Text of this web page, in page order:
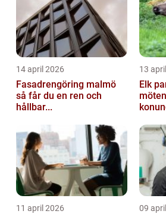
14 april 2026
Fasadrengöring malmö
så får du en ren och
hållbar...
13
Elk
11 april 2026 09